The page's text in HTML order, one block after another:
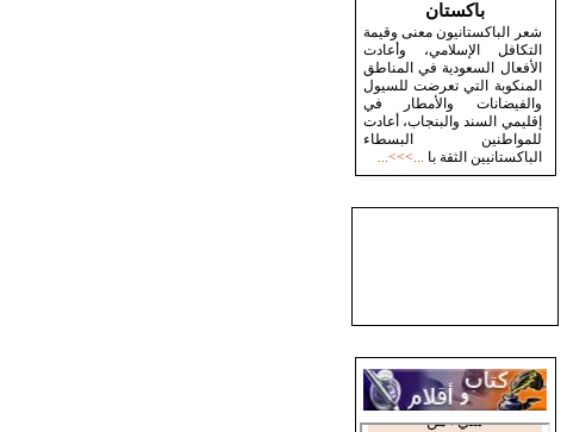
باكستان
شعر الباكستانيون معنى وقيمة
التكافل الإسلامي، وأعادت
الأفعال السعودية في المناطق
المنكوبة التي تعرضت للسيول
والفيضانات والأمطار في
إقليمي السند والبنجاب، أعادت
للمواطنين البسطاء
الباكستانيين الثقة با ...>>>...